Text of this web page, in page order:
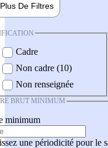
Plus De Filtres
Cadre
Non cadre (10)
Non renseignée
BRUT MINIMUM
minimum
une périodicité pour le